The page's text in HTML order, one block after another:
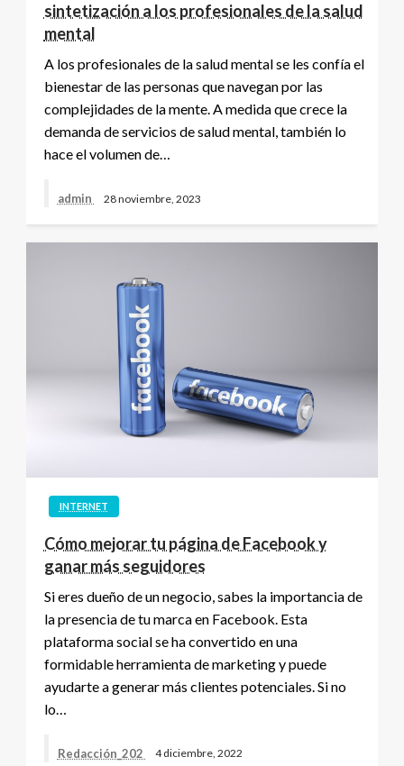
sintetización a los profesionales de la salud
mental
A los profesionales de la salud mental se les confía el
bienestar de las personas que navegan por las
complejidades de la mente. A medida que crece la
demanda de servicios de salud mental, también lo
hace el volumen de…
admin 28 noviembre, 2023
INTERNET
Cómo mejorar tu página de Facebook y
ganar más seguidores
Si eres dueño de un negocio, sabes la importancia de
la presencia de tu marca en Facebook. Esta
plataforma social se ha convertido en una
formidable herramienta de marketing y puede
ayudarte a generar más clientes potenciales. Si no
lo…
Redacción_202 4 diciembre, 2022